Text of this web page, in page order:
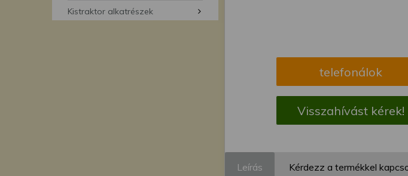
Kistraktor alkatrészek
telefonálok
Visszahívást kérek!
Leírás Kérdezz a termékkel